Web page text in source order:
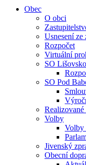
Obec
O obci
Usnesení ze
Rozpočet
Virtuální
SO Lišovsko
SO Pod
Volby
Volby
Jivenský
Obecní